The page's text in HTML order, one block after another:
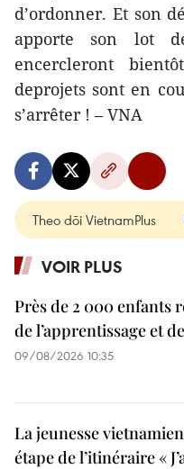
d’ordonner. Et son
apporte son lot
encercleront
deprojets sont en
s’arrêter ! – VNA
Theo dõi VietnamPlus
VOIR PLUS
Près de 2 000 enfants
de l’apprentissage et
09/08/2026 10:35
La jeunesse
étape de l’itinéraire «